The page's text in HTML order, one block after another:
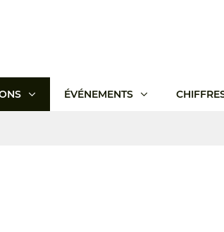
ÉVÉNEMENTS